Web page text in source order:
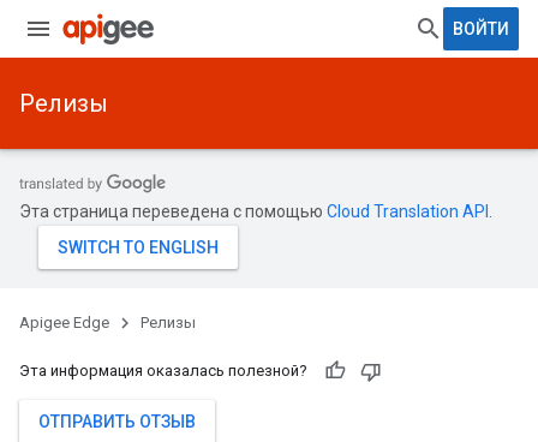
ВОЙТИ
Релизы
Эта страница переведена с помощью Cloud Translation API
Apigee Edge Релизы
Эта информация оказалась полезной?
ОТПРАВИТЬ ОТЗЫВ